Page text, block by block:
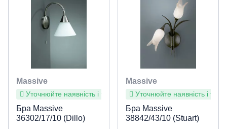
Massive
Уточнюйте наявність і терміни
Бра Massive
36302/17/10 (Dillo)
Massive
Уточнюйте наявність і
Бра Massive
38842/43/10 (Stuart)